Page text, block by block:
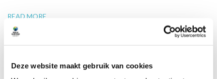
Deze website maakt gebruik van cookies
READ MORE